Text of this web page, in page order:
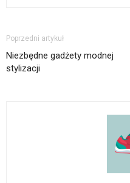
Poprzedni artykuł
Niezbędne gadżety modnej
stylizacji